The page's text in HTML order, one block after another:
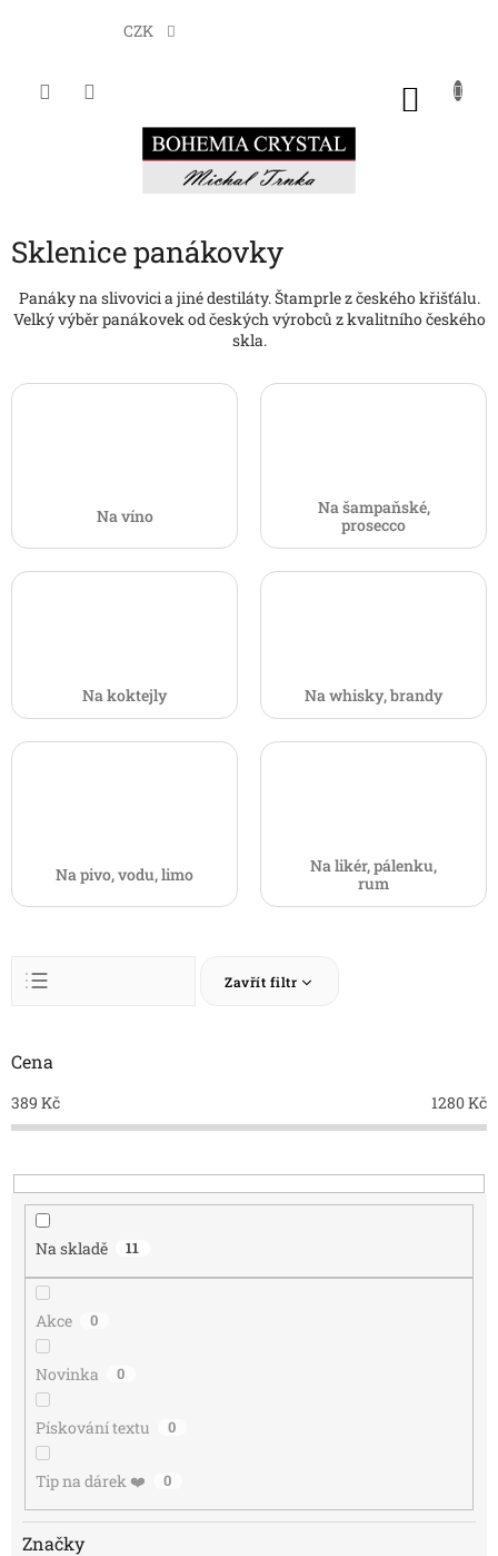
CZK
Sklenice panákovky
Panáky na slivovici a jiné destiláty. Štamprle z českého křišťálu.
Velký výběr panákovek od českých výrobců z kvalitního českého
skla.
Na víno
Na šampaňské,
prosecco
Na koktejly Na whisky, brandy
Na pivo, vodu, limo
Na likér, pálenku,
rum
Ř
n
p
r
d
Nejprodávanější
Zavřít filtr
Cena
389 Kč 1280Kč
Na skladě 11
Akce 0
Novinka 0
Pískování textu 0
Tip na dárek ❤️ 0
Značky